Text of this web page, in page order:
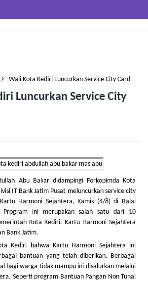
Wali Kota Kediri Luncurkan Service City Card
Luncurkan Service City
Abu Bakar didampingi Forkopimda Kota
IT Bank Jatim Pusat meluncurkan service city
Harmoni Sejahtera, Kamis (4/8) di Balai
Program ini merupakan salah satu dari 10
Kota Kediri. Kartu Harmoni Sejahtera
Bank Jatim.
Kediri bahwa Kartu Harmoni Sejahtera ini
bantuan yang telah diberikan. Berbagai
bagi warga tidak mampu ini disalurkan melalui
Seperti program Bantuan Pangan Non Tunai